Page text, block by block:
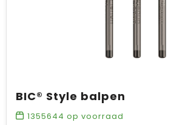
BIC® Style balpen
1355644 op voorraad